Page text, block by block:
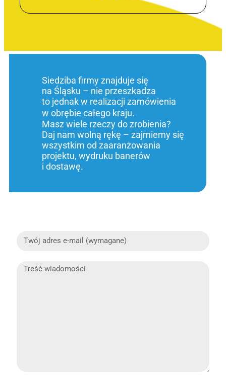
Siedziba firmy znajduje się
na Śląsku – nie przeszkadza
to jednak w realizacji zamówienia
w obrębie całego kraju.
Masz wiele rzeczy do zrobienia?
Daj nam wolną rękę – zajmiemy się
wszystkim od zaaranżowania
projektu, wydruku banerów
i dostawę.